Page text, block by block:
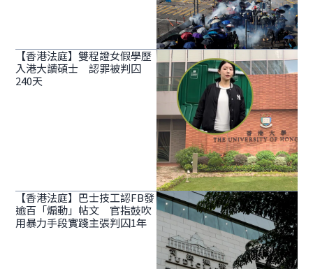
【香港法庭】雙程證女假學歷
入港大讀碩士 認罪被判囚
240天
【香港法庭】巴士技工認FB發
逾百「煽動」帖文 官指鼓吹
用暴力手段實踐主張判囚1年